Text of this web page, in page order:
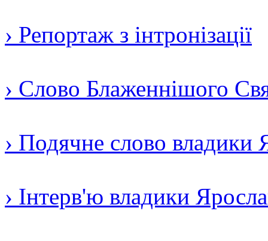
› Репортаж з інтронізації
› Слово Блаженнішого
› Подячне слово владики
› Інтерв'ю владики